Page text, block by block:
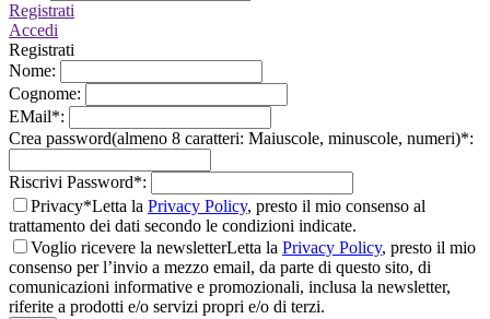
Registrati
Accedi
Registrati
Nome:
Cognome:
EMail*:
Crea password(almeno 8 caratteri: Maiuscole, minuscole, numeri)*:
Riscrivi Password*:
Privacy*Letta la Privacy Policy, presto il mio consenso al
trattamento dei dati secondo le condizioni indicate.
Voglio ricevere la newsletterLetta la Privacy Policy, presto il mio
consenso per l’invio a mezzo email, da parte di questo sito, di
comunicazioni informative e promozionali, inclusa la newsletter,
riferite a prodotti e/o servizi propri e/o di terzi.